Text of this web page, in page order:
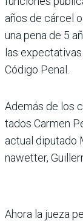
años de cárcel
una pena de 5
las
Código Penal.
Además de los
tados Carmen
actual diputado
nawetter,
Ahora la jueza